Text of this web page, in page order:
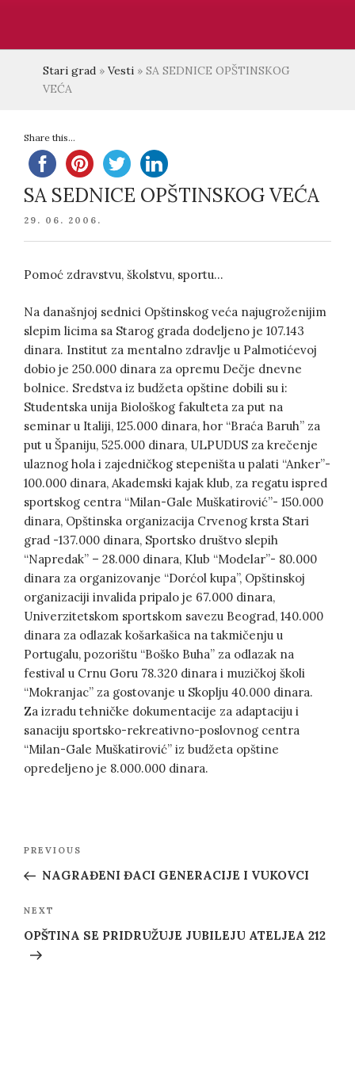
Stari grad » Vesti » SA SEDNICE OPŠTINSKOG
VEĆA
Share this...
SA SEDNICE OPŠTINSKOG VEĆA
POSTED
29. 06. 2006.
Pomoć zdravstvu, školstvu, sportu…
Na današnjoj sednici Opštinskog veća najugroženijim
slepim licima sa Starog grada dodeljeno je 107.143
dinara. Institut za mentalno zdravlje u Palmotićevoj
dobio je 250.000 dinara za opremu Dečje dnevne
bolnice. Sredstva iz budžeta opštine dobili su i:
Studentska unija Biološkog fakulteta za put na
seminar u Italiji, 125.000 dinara, hor “Braća Baruh” za
put u Španiju, 525.000 dinara, ULPUDUS za krečenje
ulaznog hola i zajedničkog stepeništa u palati “Anker”-
100.000 dinara, Akademski kajak klub, za regatu ispred
sportskog centra “Milan-Gale Muškatirović”- 150.000
dinara, Opštinska organizacija Crvenog krsta Stari
grad -137.000 dinara, Sportsko društvo slepih
“Napredak” – 28.000 dinara, Klub “Modelar”- 80.000
dinara za organizovanje “Dorćol kupa”, Opštinskoj
organizaciji invalida pripalo je 67.000 dinara,
Univerzitetskom sportskom savezu Beograd, 140.000
dinara za odlazak košarkašica na takmičenju u
Portugalu, pozorištu “Boško Buha” za odlazak na
festival u Crnu Goru 78.320 dinara i muzičkoj školi
“Mokranjac” za gostovanje u Skoplju 40.000 dinara.
Za izradu tehničke dokumentacije za adaptaciju i
sanaciju sportsko-rekreativno-poslovnog centra
“Milan-Gale Muškatirović” iz budžeta opštine
opredeljeno je 8.000.000 dinara.
Post
Previous
Post
PREVIOUS
NAGRAĐENI ĐACI GENERACIJE I VUKOVCI
Next
Post
NEXT
OPŠTINA SE PRIDRUŽUJE JUBILEJU ATELJEA 212